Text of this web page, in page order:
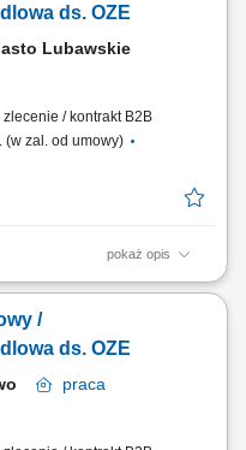
relacji z klientami.
ds. OZE
Lubawskie
/ kontrakt B2B
(w zal. od umowy)
pokaż opis
rozwiązań z obszaru
ofert i
relacji z klientami.
/
ds. OZE
praca